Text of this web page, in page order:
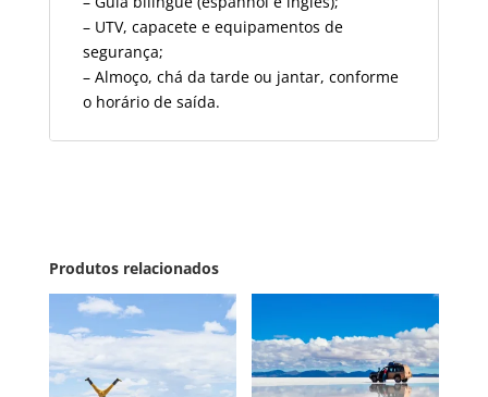
– UTV, capacete e equipamentos de
segurança;
– Almoço, chá da tarde ou jantar, conforme
o horário de saída.
Produtos relacionados